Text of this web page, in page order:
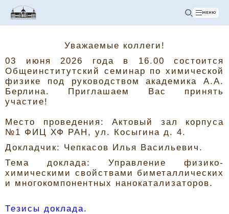
МЕНЮ
Уважаемые коллеги!
03 июня 2026 года в 16.00 состоится
Общеинститутский семинар по химической
физике под руководством академика А.А.
Берлина. Приглашаем Вас принять
участие!
Место проведения: Актовый зал корпуса
№1 ФИЦ ХФ РАН, ул. Косыгина д. 4.
Докладчик: Чепкасов Илья Васильевич.
Тема доклада: Управление физико-
химическими свойствами биметаллических
и многокомпонентных нанокатализаторов.
Тезисы доклада.